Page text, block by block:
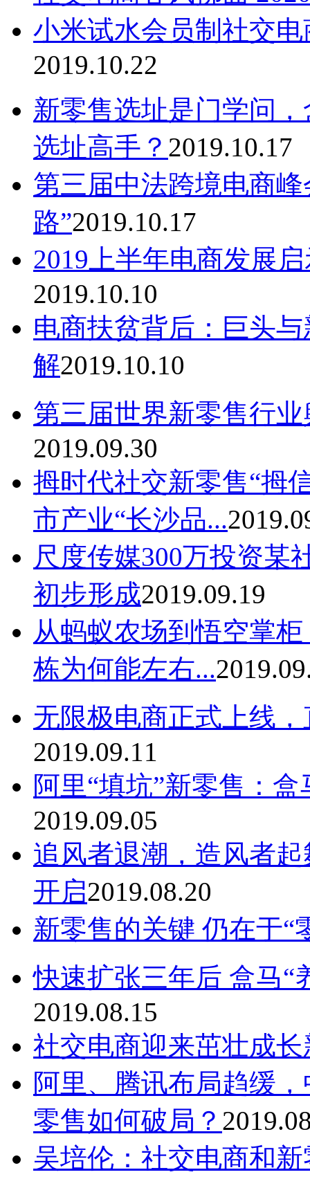
小米试水会员制社交
2019.10.22
新零售选址是门学问
选址高手？ 2019.10.17
第三届中法跨境电商
路”2019.10.17
2019上半年电商发展
2019.10.10
电商扶贫背后：巨头
解2019.10.10
第三届世界新零售行
2019.09.30
拇时代社交新零售“拇
市产业“长沙品...
尺度传媒300万投资某
初步形成2019.09.19
从蚂蚁农场到悟空掌
栋为何能左右...
无限极电商正式上线
2019.09.11
阿里“填坑”新零售：
2019.09.05
追风者退潮，造风者
开启2019.08.20
新零售的关键 仍在于“
快速扩张三年后 盒马“
2019.08.15
社交电商迎来茁壮成
阿里、腾讯布局趋缓
零售如何破局？
吴培伦：社交电商和